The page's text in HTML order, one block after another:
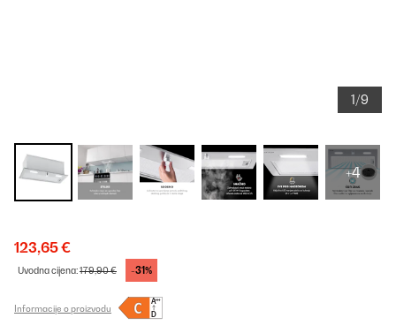
1/9
+4
123,65 €
Uvodna cijena:179,90 € -31%
Informacije o proizvodu